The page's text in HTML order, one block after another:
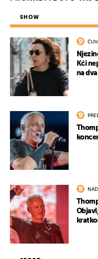
SHOW
Kći
na